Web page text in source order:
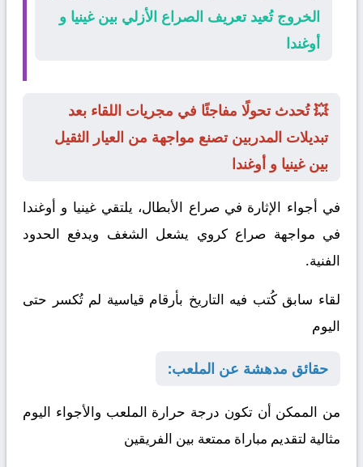
الخروج تُعيد تعريف الصراع الأزلي بين غينيا و
أوغندا
💥 تُحدث تحولًا مفاجئًا في مجريات اللقاء بعد
تبديلات المدربين تصنع مواجهة من العيار الثقيل
بين غينيا و أوغندا
في أجواء الإثارة في صراع الأبطال، يلتقيغينيا و أوغندا
في مواجهة صراع كروي يشعل الشغف ويدفع الحدود
الفنية.
لقاء سابق كُتب فيه التاريخ بأرقام قياسية لم تُكسر حتى
اليوم
حقائق مدهشة عن الملعب:
من الممكن أن تكون درجة حرارة الملعب والأجواء اليوم
مثالية لتقديم مباراة ممتعة بين الفريقين